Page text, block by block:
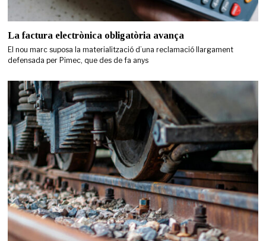
La factura electrònica obligatòria avança
El nou marc suposa la materialització d’una reclamació llargament
defensada per Pimec, que des de fa anys